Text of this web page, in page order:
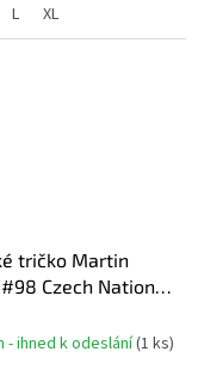
L XL
tričko Martin
Czech National
- ihned k odeslání(1 ks)